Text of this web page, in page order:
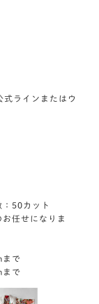
ラインまたはウ
50カット
任せになりま
まで
で